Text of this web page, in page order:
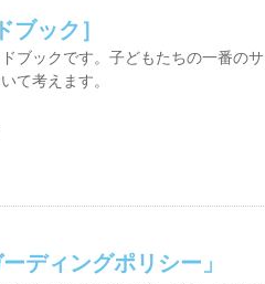
ック］
ブックです。子どもたちの一番のサ
て考えます。
ディングポリシー」